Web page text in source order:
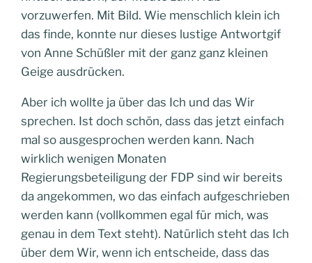
vorzuwerfen. Mit Bild. Wie menschlich klein ich
das finde, konnte nur dieses lustige Antwortgif
von Anne Schüßler mit der ganz ganz kleinen
Geige ausdrücken.
Aber ich wollte ja über das Ich und das Wir
sprechen. Ist doch schön, dass das jetzt einfach
mal so ausgesprochen werden kann. Nach
wirklich wenigen Monaten
Regierungsbeteiligung der FDP sind wir bereits
da angekommen, wo das einfach aufgeschrieben
werden kann (vollkommen egal für mich, was
genau in dem Text steht). Natürlich steht das Ich
über dem Wir, wenn ich entscheide, dass das